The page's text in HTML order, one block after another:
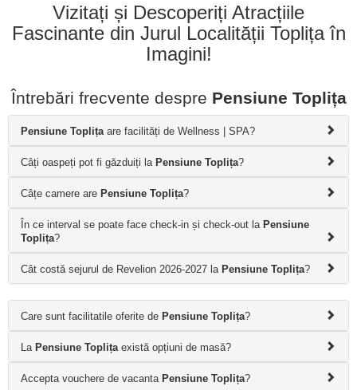
Vizitați și Descoperiți Atracțiile
Fascinante din Jurul Localității Toplița în
Imagini!
Întrebări frecvente despre Pensiune Toplița
Pensiune Toplița are facilități de Wellness | SPA?
Câți oaspeți pot fi găzduiți la Pensiune Toplița?
Câțe camere are Pensiune Toplița?
În ce interval se poate face check-in și check-out la Pensiune
Toplița?
Cât costă sejurul de Revelion 2026-2027 la Pensiune Toplița?
Care sunt facilitatile oferite de Pensiune Toplița?
La Pensiune Toplița există opțiuni de masă?
Accepta vouchere de vacanta Pensiune Toplița?